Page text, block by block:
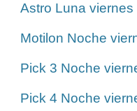
Astro Luna
Motilon Noche
Pick 3 Noche
Pick 4 Noche